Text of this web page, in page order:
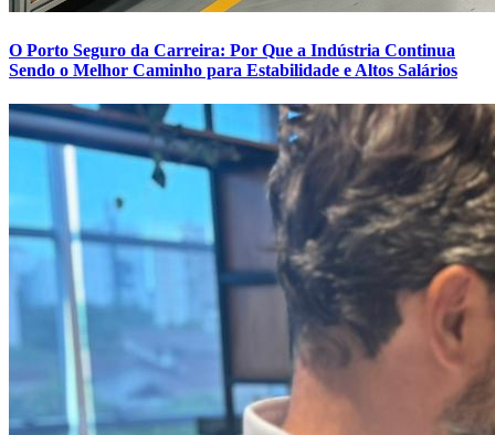
O Porto Seguro da Carreira: Por Que a Indústria Continua
Sendo o Melhor Caminho para Estabilidade e Altos Salários